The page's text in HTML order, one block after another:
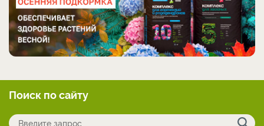
Поиск по сайту